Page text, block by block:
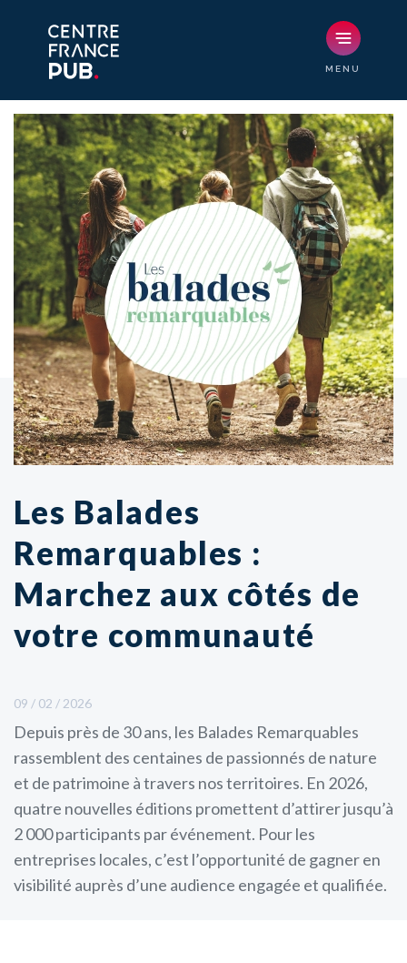
Les Balades
Remarquables :
Marchez aux côtés de
votre communauté
09 / 02 / 2026
Depuis près de 30 ans, les Balades Remarquables
rassemblent des centaines de passionnés de nature
et de patrimoine à travers nos territoires. En 2026,
quatre nouvelles éditions promettent d’attirer jusqu’à
2 000 participants par événement. Pour les
entreprises locales, c’est l’opportunité de gagner en
visibilité auprès d’une audience engagée et qualifiée.